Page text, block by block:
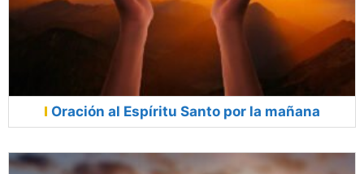
Oración al Espíritu Santo por la mañana